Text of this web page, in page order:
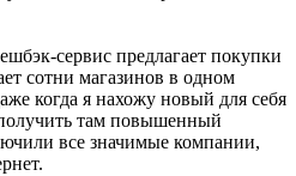
сервис предлагает покупки
сотни магазинов в одном
когда я нахожу новый для себя
там повышенный
все значимые компании,